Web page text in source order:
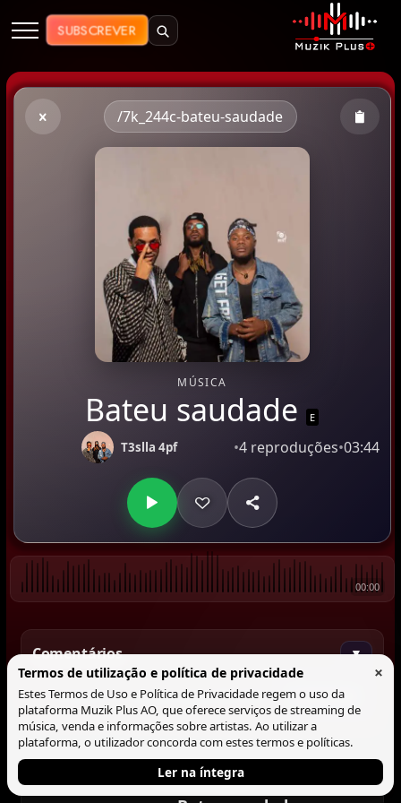
Muzik Plus AO - Streaming de
SUBSCREVER
/7k_244c-bateu-saudade
MÚSICA
Bateu saudade E
T3slla 4pf •4 reproduções•03:44
00:00
Comentários ▼
Comentar
Tocando agora
Termos de utilização e política de privacidade ×
Estes Termos de Uso e Política de Privacidade regem o uso da
plataforma Muzik Plus AO, que oferece serviços de streaming de
música, venda e informações sobre artistas. Ao utilizar a
plataforma, o utilizador concorda com estes termos e políticas.
Ler na íntegra